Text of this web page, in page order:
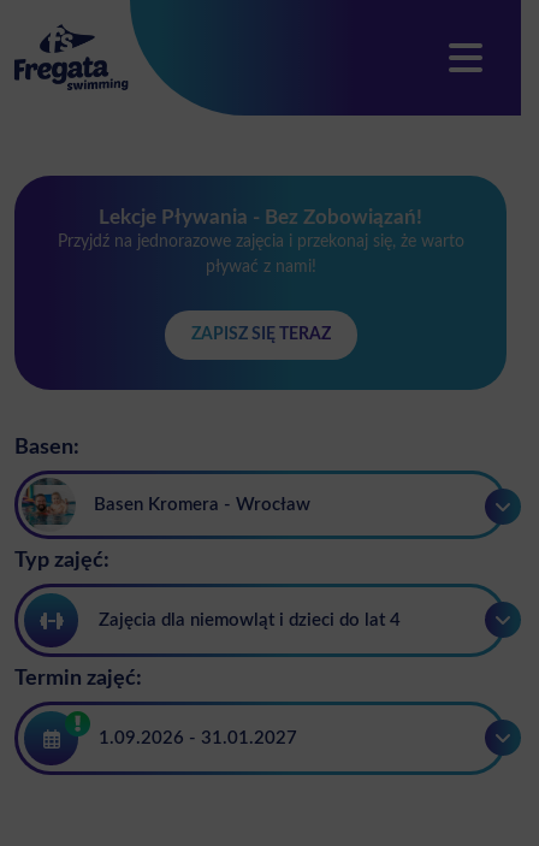
Lekcje Pływania - Bez Zobowiązań!
Przyjdź na jednorazowe zajęcia i przekonaj się, że warto
pływać z nami!
ZAPISZ SIĘ TERAZ
Basen:
Basen Kromera - Wrocław
Typ zajęć:
Zajęcia dla niemowląt i dzieci do lat 4
Termin zajęć:
1.09.2026 - 31.01.2027